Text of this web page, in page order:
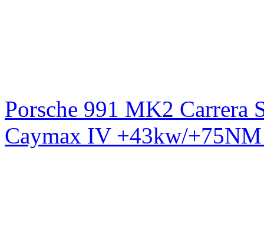
Porsche 991 MK2 Carrera
Caymax IV +43kw/